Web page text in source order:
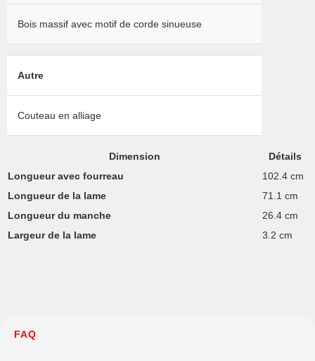
Bois massif avec motif de corde sinueuse
Autre
Couteau en alliage
Dimension
Détails
Longueur avec fourreau
102.4 cm
Longueur de la lame
71.1 cm
Longueur du manche
26.4 cm
Largeur de la lame
3.2 cm
FAQ